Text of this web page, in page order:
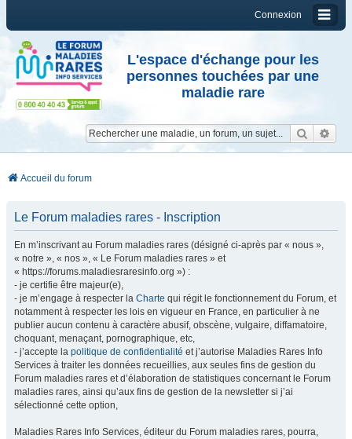
Connexion
L'espace d'échange pour les
personnes touchées par une
maladie rare
Accueil du forum
Le Forum maladies rares - Inscription
En m’inscrivant au Forum maladies rares (désigné ci-après par « nous »,
« notre », « nos », « Le Forum maladies rares » et
« https://forums.maladiesraresinfo.org ») :
- je certifie être majeur(e),
- je m’engage à respecter la Charte qui régit le fonctionnement du Forum, et
notamment à respecter les lois en vigueur en France, en particulier à ne
publier aucun contenu à caractère abusif, obscène, vulgaire, diffamatoire,
choquant, menaçant, pornographique, etc,
- j’accepte la politique de confidentialité et j’autorise Maladies Rares Info
Services à traiter les données recueillies, aux seules fins de gestion du
Forum maladies rares et d’élaboration de statistiques concernant le Forum
maladies rares, ainsi qu’aux fins de gestion de la newsletter si j’ai
sélectionné cette option,
Maladies Rares Info Services, éditeur du Forum maladies rares, pourra,